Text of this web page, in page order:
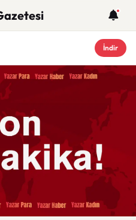
İndir